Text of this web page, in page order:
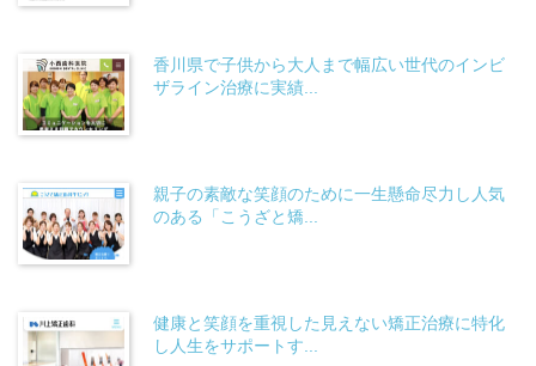
香川県で子供から大人まで幅広い世代のインビ
ザライン治療に実績...
親子の素敵な笑顔のために一生懸命尽力し人気
のある「こうざと矯...
健康と笑顔を重視した見えない矯正治療に特化
し人生をサポートす...